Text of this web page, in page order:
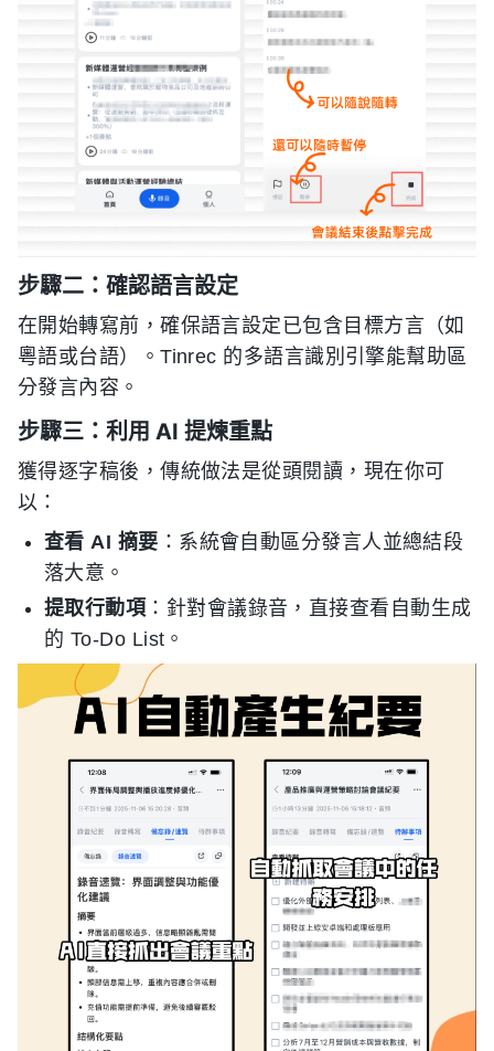
步驟二：確認語言設定
在開始轉寫前，確保語言設定已包含目標方言（如
粵語或台語）。Tinrec 的多語言識別引擎能幫助區
分發言內容。
步驟三：利用 AI 提煉重點
獲得逐字稿後，傳統做法是從頭閱讀，現在你可
以：
查看 AI 摘要 ：系統會自動區分發言人並總結段
落大意。
提取行動項 ：針對會議錄音，直接查看自動生成
的 To-Do List。